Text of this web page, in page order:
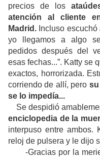
precios de los
atención al cliente
Madrid. Incluso escuchó
yo llegamos a algo
pedidos después del
esas fechas...”. Katty se
exactos, horrorizada.
corriendo de allí, pero
se lo impedía...
Se despidió
enciclopedia de la
interpuso entre ambos.
reloj de pulsera y le dijo
-Gracias por la